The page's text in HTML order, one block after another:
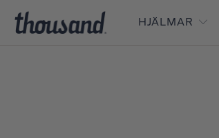
HJÄLMAR